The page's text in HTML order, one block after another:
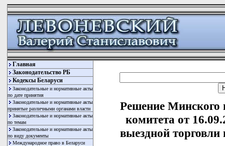
Главная
Законодательство РБ
Кодексы Беларуси
Законодательные и нормативные акты
по дате принятия
Законодательные и нормативные акты
принятые различными органами власти
Законодательные и нормативные акты
по темам
Законодательные и нормативные акты
по виду документы
Международное право в Беларуси
Решение Минского
комитета от
выездной торговли